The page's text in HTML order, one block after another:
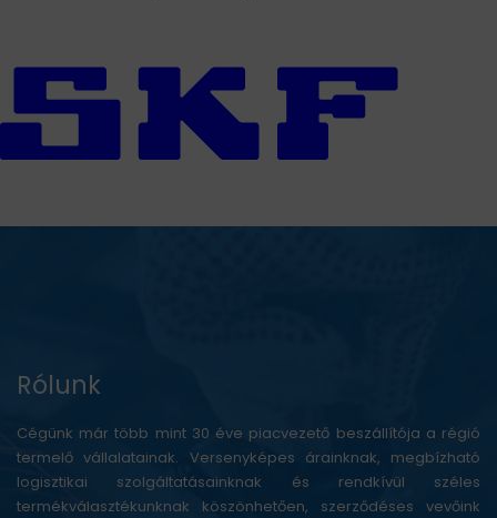
Rólunk
Cégünk már több mint 30 éve piacvezető beszállítója a régió
termelő vállalatainak. Versenyképes árainknak, megbízható
logisztikai szolgáltatásainknak és rendkívül széles
termékválasztékunknak köszönhetően, szerződéses vevőink